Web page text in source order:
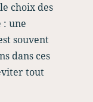
choix des
: une
souvent
dans ces
tout